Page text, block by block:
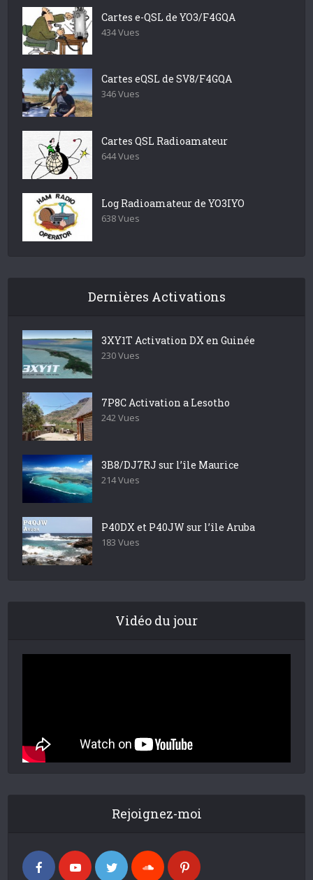
Cartes e-QSL de YO3/F4GQA
434 Vues
Cartes eQSL de SV8/F4GQA
346 Vues
Cartes QSL Radioamateur
644 Vues
Log Radioamateur de YO3IYO
638 Vues
Dernières Activations
3XY1T Activation DX en Guinée
230 Vues
7P8C Activation a Lesotho
242 Vues
3B8/DJ7RJ sur l’île Maurice
214 Vues
P40DX et P40JW sur l’île Aruba
183 Vues
Vidéo du jour
Rejoignez-moi